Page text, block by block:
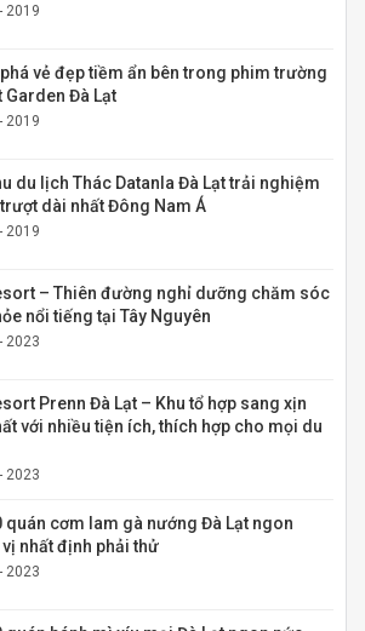
2019
vẻ đẹp tiềm ẩn bên trong phim trường
Garden Đà Lạt
2019
du lịch Thác Datanla Đà Lạt trải nghiệm
dài nhất Đông Nam Á
2019
– Thiên đường nghỉ dưỡng chăm sóc
nổi tiếng tại Tây Nguyên
2023
Prenn Đà Lạt – Khu tổ hợp sang xịn
với nhiều tiện ích, thích hợp cho mọi du
2023
quán cơm lam gà nướng Đà Lạt ngon
nhất định phải thử
2023